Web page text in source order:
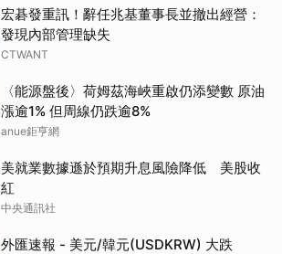
宏碁發重訊！辭任兆基董事長並撤出經營：
發現內部管理缺失
CTWANT
〈能源盤後〉荷姆茲海峽重啟仍添變數 原油
漲逾1% 但周線仍跌逾8%
anue鉅亨網
美就業數據遜於預期升息風險降低 美股收
紅
中央通訊社
外匯速報 - 美元/韓元(USDKRW) 大跌